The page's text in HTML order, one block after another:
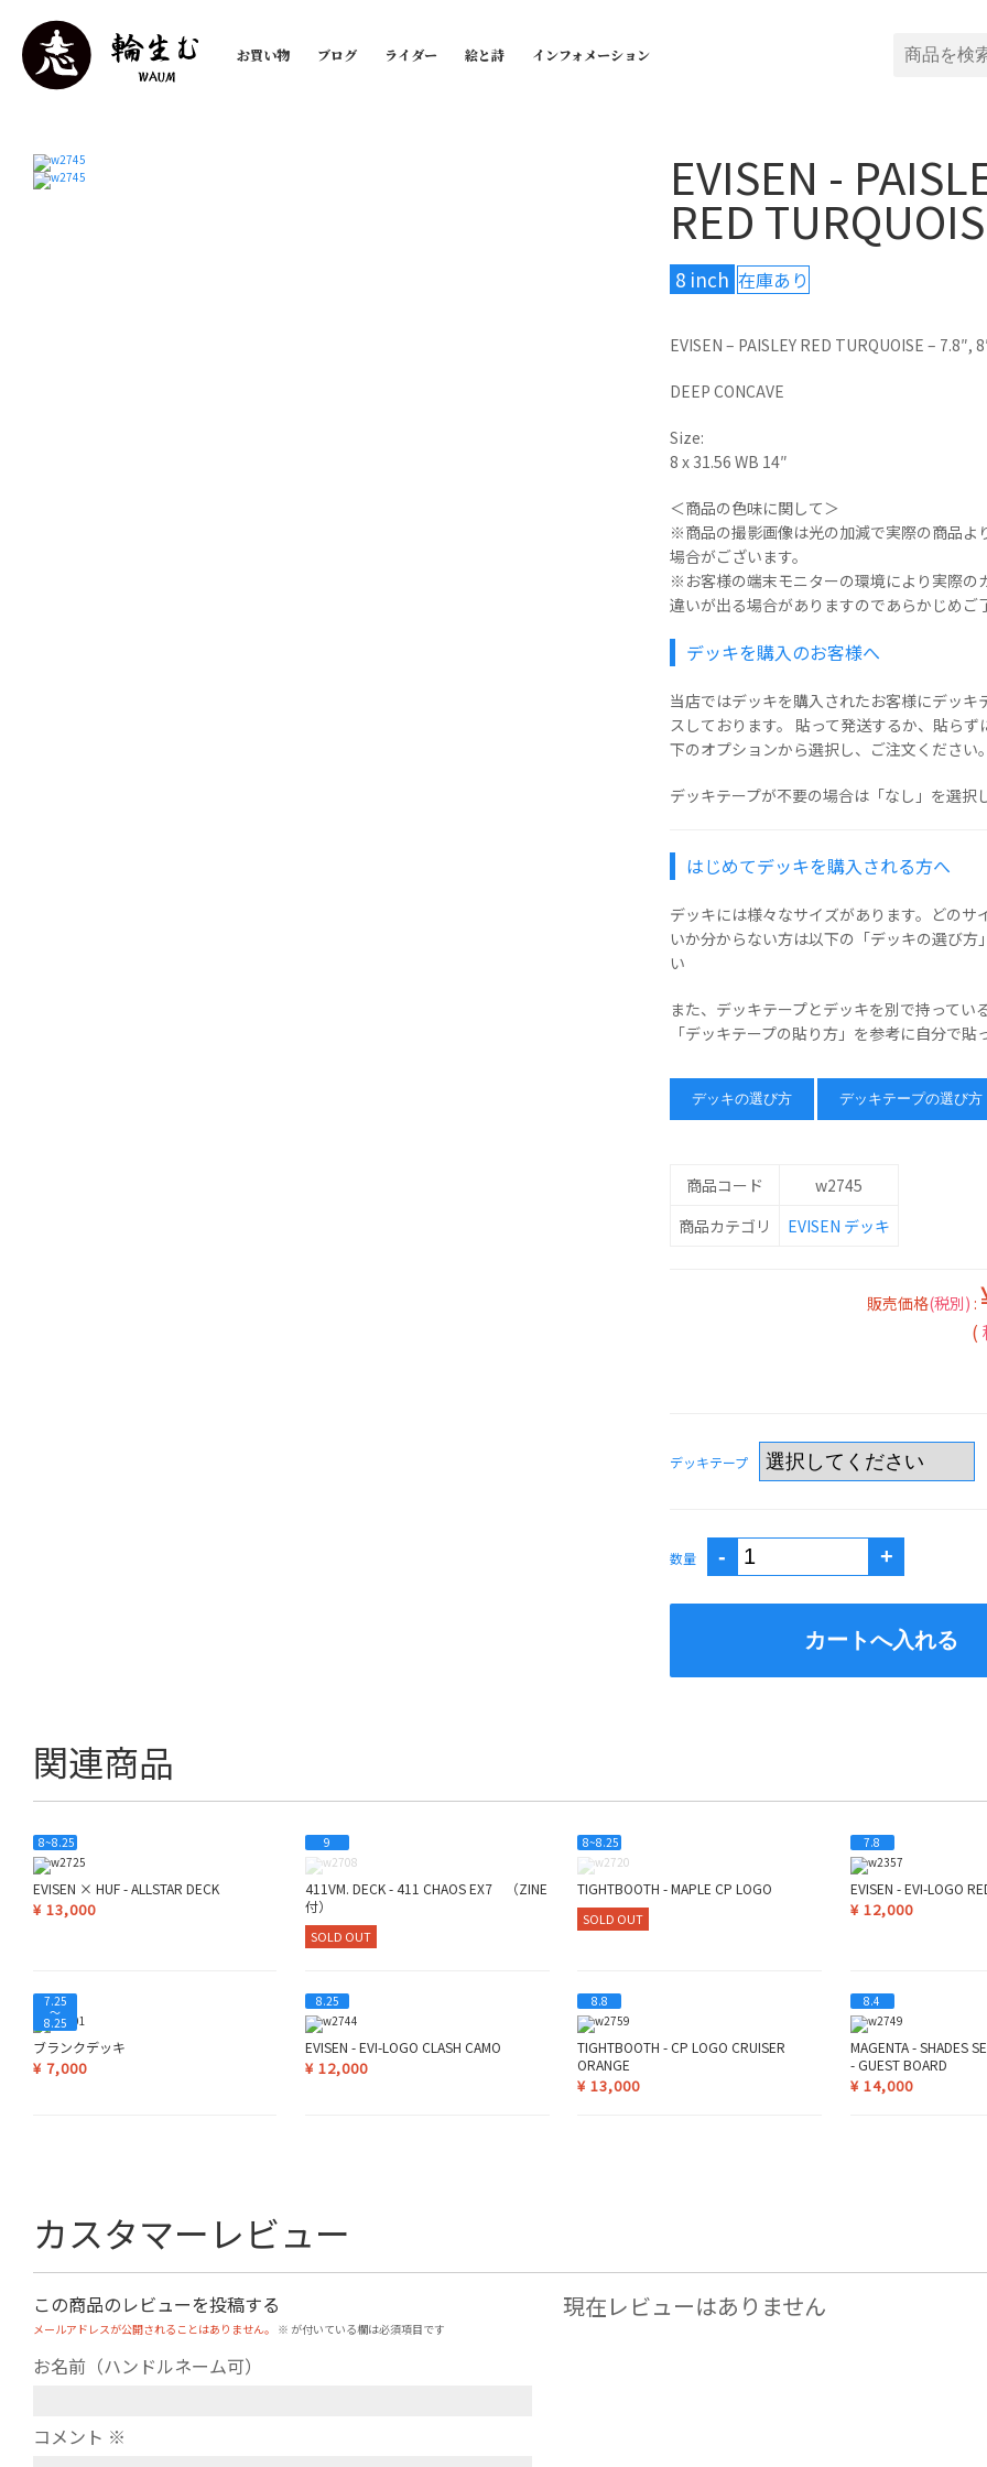
お買い物 ブログ ライダー 絵と詩 インフォメーション
EVISEN -
RED
8 inch 在庫あり
EVISEN – PAISLEY RED TURQUOISE – 7.8″,
DEEP CONCAVE
Size:
8 x 31.56 WB 14″
＜商品の色味に関して＞
※商品の撮影画像は光の加減で実際の商品よ
場合がございます。
※お客様の端末モニターの環境により実際の
違いが出る場合がありますのであらかじめご
デッキを購入のお客様へ
当店ではデッキを購入されたお客様にデッキ
スしております。 貼って発送するか、貼らず
下のオプションから選択し、ご注文ください
デッキテープが不要の場合は「なし」を選択
はじめてデッキを購入される方へ
デッキには様々なサイズがあります。どのサ
いか分からない方は以下の「デッキの選び方
い
また、デッキテープとデッキを別で持ってい
「デッキテープの貼り方」を参考に自分で貼
デッキの選び方 デッキテープの選び方
商品コード
w2745
商品カテゴリ
EVISEN デッキ
販売価格(税別) :
(
デッキテープ
数量
関連商品
8~8.25
EVISEN × HUF - ALLSTAR DECK
¥ 13,000
9
411VM. DECK - 411 CHAOS EX7 （ZINE
付）
SOLD OUT
8~8.25
TIGHTBOOTH - MAPLE CP LOGO
SOLD OUT
7.8
EVISEN - EVI-LOGO
¥12,000
7.25
〜
8.25
ブランクデッキ
¥ 7,000
8.25
EVISEN - EVI-LOGO CLASH CAMO
¥ 12,000
8.8
TIGHTBOOTH - CP LOGO CRUISER
ORANGE
¥ 13,000
8.4
MAGENTA - SHADES
- GUEST BOARD
¥14,000
カスタマーレビュー
この商品のレビューを投稿する
メールアドレスが公開されることはありません。 ※ が付いている欄は必須項目です
お名前（ハンドルネーム可）
コメント ※
現在レビューはありません